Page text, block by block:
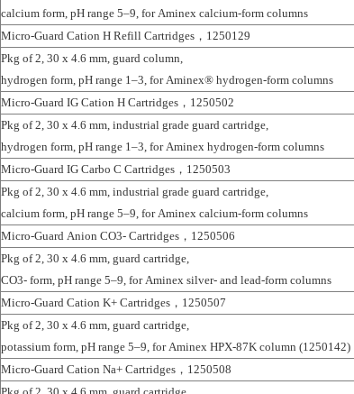
calcium form, pH range 5–9, for Aminex calcium-form columns
Micro-Guard Cation H Refill Cartridges，1250129
Pkg of 2, 30 x 4.6 mm, guard column,
hydrogen form, pH range 1–3, for Aminex® hydrogen-form columns
Micro-Guard IG Cation H Cartridges，1250502
Pkg of 2, 30 x 4.6 mm, industrial grade guard cartridge,
hydrogen form, pH range 1–3, for Aminex hydrogen-form columns
Micro-Guard IG Carbo C Cartridges，1250503
Pkg of 2, 30 x 4.6 mm, industrial grade guard cartridge,
calcium form, pH range 5–9, for Aminex calcium-form columns
Micro-Guard Anion CO3- Cartridges，1250506
Pkg of 2, 30 x 4.6 mm, guard cartridge,
CO3- form, pH range 5–9, for Aminex silver- and lead-form columns
Micro-Guard Cation K+ Cartridges，1250507
Pkg of 2, 30 x 4.6 mm, guard cartridge,
potassium form, pH range 5–9, for Aminex HPX-87K column (1250142)
Micro-Guard Cation Na+ Cartridges，1250508